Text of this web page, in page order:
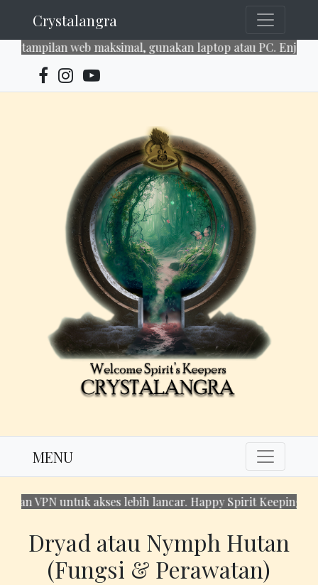
Crystalangra
web maksimal, gunakan laptop atau PC. Enjoy our
MENU
untuk akses lebih lancar. Happy Spirit Keeping!
Dryad atau Nymph Hutan
(Fungsi & Perawatan)